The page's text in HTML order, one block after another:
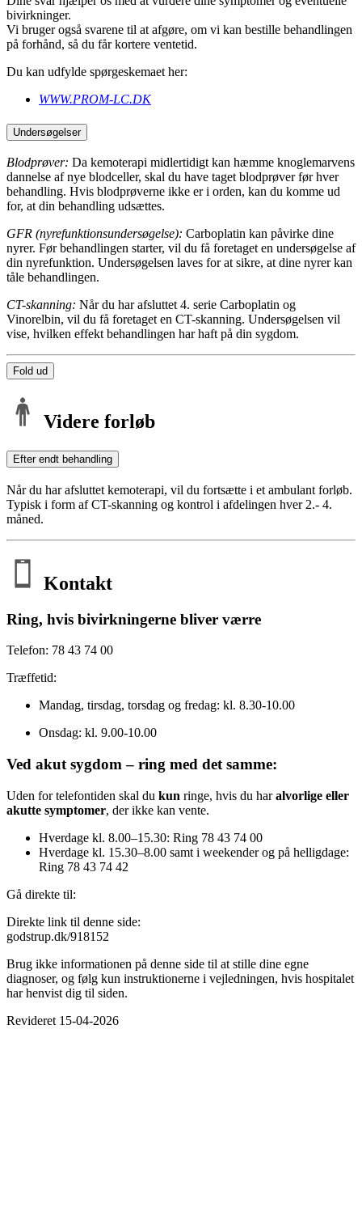
bivirkninger.
Vi bruger også svarene til at afgøre, om vi kan bestille behandlingen
på forhånd, så du får kortere ventetid.
Du kan udfylde spørgeskemaet her:
WWW.PROM-LC.DK
Undersøgelser
Blodprøver: Da kemoterapi midlertidigt kan hæmme knoglemarvens
dannelse af nye blodceller, skal du have taget blodprøver før hver
behandling. Hvis blodprøverne ikke er i orden, kan du komme ud
for, at din behandling udsættes.
GFR (nyrefunktionsundersøgelse): Carboplatin kan påvirke dine
nyrer. Før behandlingen starter, vil du få foretaget en undersøgelse af
din nyrefunktion. Undersøgelsen laves for at sikre, at dine nyrer kan
tåle behandlingen.
CT-skanning: Når du har afsluttet 4. serie Carboplatin og
Vinorelbin, vil du få foretaget en CT-skanning. Undersøgelsen vil
vise, hvilken effekt behandlingen har haft på din sygdom.
Fold ud
Videre forløb
Efter endt behandling
Når du har afsluttet kemoterapi, vil du fortsætte i et ambulant forløb.
Typisk i form af CT-skanning og kontrol i afdelingen hver 2.- 4.
måned.
Kontakt
Ring, hvis bivirkningerne bliver værre
Telefon: 78 43 74 00
Træffetid:
Mandag, tirsdag, torsdag og fredag: kl. 8.30-10.00
Onsdag: kl. 9.00-10.00
Ved akut sygdom – ring med det samme:
Uden for telefontiden skal du kun ringe, hvis du haralvorlige eller
akutte symptomer, der ikke kan vente.
Hverdage kl. 8.00–15.30: Ring 78 43 74 00
Hverdage kl. 15.30–8.00 samt i weekender og på helligdage:
Ring 78 43 74 42
Gå direkte til:
Direkte link til denne side:
godstrup.dk/918152
Brug ikke informationen på denne side til at stille dine egne
diagnoser, og følg kun instruktionerne i vejledningen, hvis hospitalet
har henvist dig til siden.
Revideret 15-04-2026